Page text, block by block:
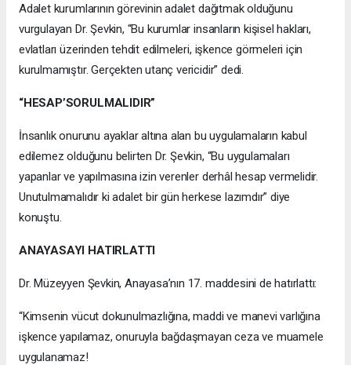
Adalet kurumlarının görevinin adalet dağıtmak olduğunu
vurgulayan Dr. Şevkin, “Bu kurumlar insanların kişisel hakları,
evlatları üzerinden tehdit edilmeleri, işkence görmeleri için
kurulmamıştır. Gerçekten utanç vericidir” dedi.
“HESAP’SORULMALIDIR”
İnsanlık onurunu ayaklar altına alan bu uygulamaların kabul
edilemez olduğunu belirten Dr. Şevkin, “Bu uygulamaları
yapanlar ve yapılmasına izin verenler derhâl hesap vermelidir.
Unutulmamalıdır ki adalet bir gün herkese lazımdır” diye
konuştu.
ANAYASAYI HATIRLATTI
Dr. Müzeyyen Şevkin, Anayasa’nın 17. maddesini de hatırlattı:
“Kimsenin vücut dokunulmazlığına, maddi ve manevi varlığına
işkence yapılamaz, onuruyla bağdaşmayan ceza ve muamele
uygulanamaz!